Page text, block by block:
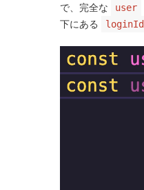
で、完全な
user
下にある
loginId